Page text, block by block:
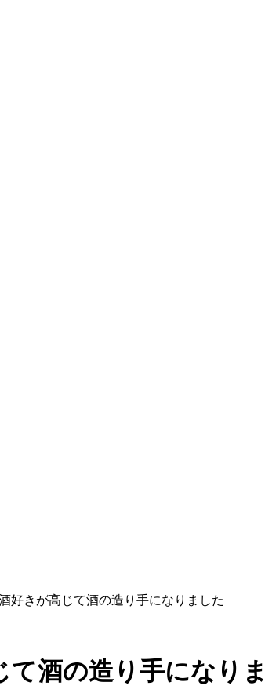
好きが高じて酒の造り手になりました
て酒の造り手になり